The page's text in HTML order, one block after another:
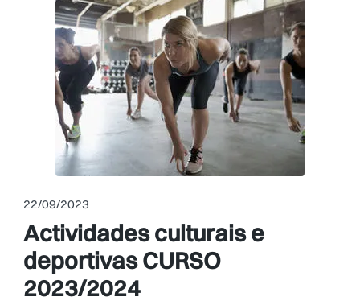
22/09/2023
Actividades culturais e
deportivas CURSO
2023/2024